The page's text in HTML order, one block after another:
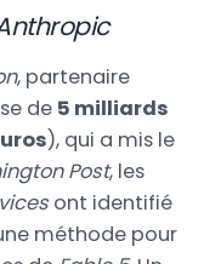
, partenaire
de 5 milliards
), qui a mis le
Post, les
ont identifié
méthode pour